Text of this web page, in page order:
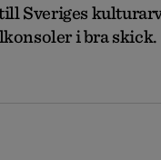
Sveriges
i bra skick.